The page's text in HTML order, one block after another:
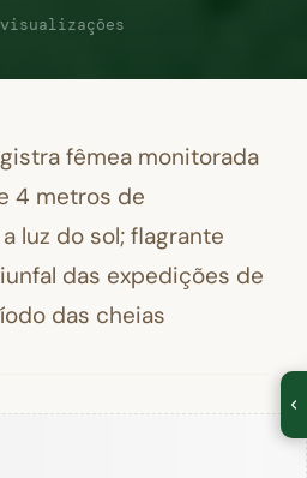
fêmea monitorada
4 metros de
luz do sol; flagrante
das expedições de
das cheias